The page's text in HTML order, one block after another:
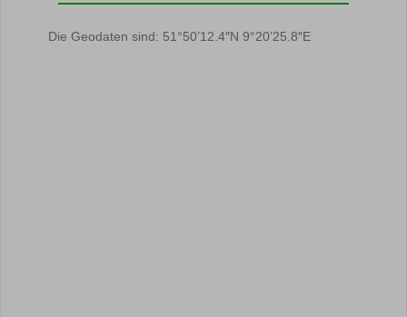
Die Geodaten sind: 51°50’12.4″N 9°20’25.8″E